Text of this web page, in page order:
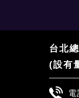
台北
(設有
電